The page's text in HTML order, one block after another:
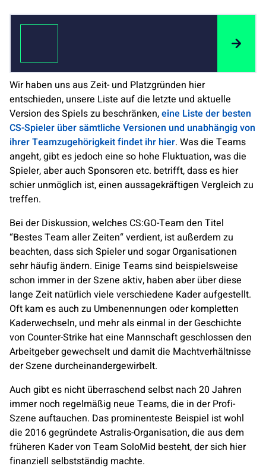
Wir haben uns aus Zeit- und Platzgründen hier
entschieden, unsere Liste auf die letzte und aktuelle
Version des Spiels zu beschränken,eine Liste der besten
CS-Spieler über sämtliche Versionen und unabhängig von
ihrer Teamzugehörigkeit findet ihr hier. Was die Teams
angeht, gibt es jedoch eine so hohe Fluktuation, was die
Spieler, aber auch Sponsoren etc. betrifft, dass es hier
schier unmöglich ist, einen aussagekräftigen Vergleich zu
treffen.
Bei der Diskussion, welches CS:GO-Team den Titel
“Bestes Team aller Zeiten“ verdient, ist außerdem zu
beachten, dass sich Spieler und sogar Organisationen
sehr häufig ändern. Einige Teams sind beispielsweise
schon immer in der Szene aktiv, haben aber über diese
lange Zeit natürlich viele verschiedene Kader aufgestellt.
Oft kam es auch zu Umbenennungen oder kompletten
Kaderwechseln, und mehr als einmal in der Geschichte
von Counter-Strike hat eine Mannschaft geschlossen den
Arbeitgeber gewechselt und damit die Machtverhältnisse
der Szene durcheinandergewirbelt.
Auch gibt es nicht überraschend selbst nach 20 Jahren
immer noch regelmäßig neue Teams, die in der Profi-
Szene auftauchen. Das prominenteste Beispiel ist wohl
die 2016 gegründete Astralis-Organisation, die aus dem
früheren Kader von Team SoloMid besteht, der sich hier
finanziell selbstständig machte.